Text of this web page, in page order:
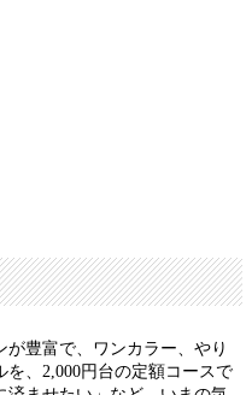
豊富で、ワンカラー、やり
、2,000円台の定額コースで